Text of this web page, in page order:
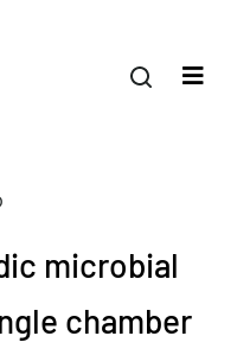
microbial
chamber